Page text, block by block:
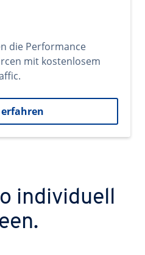
die Performance
mit kostenlosem
individuell